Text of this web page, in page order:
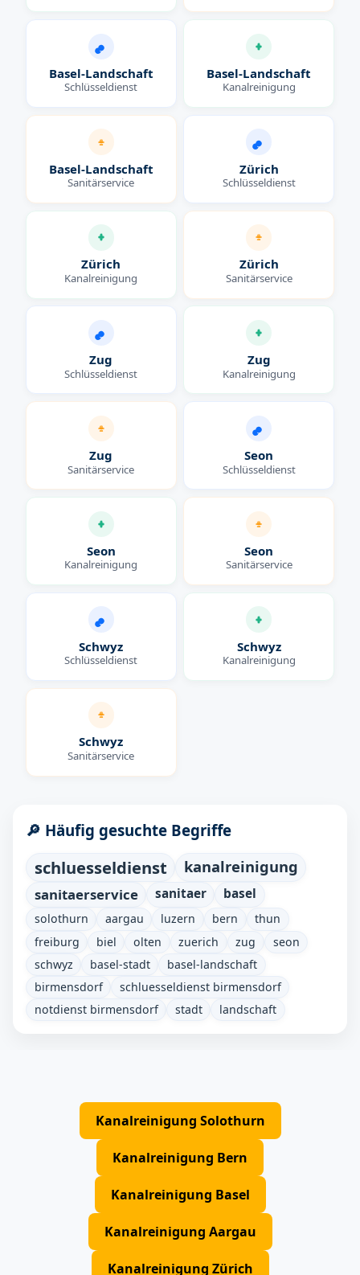
Basel-Landschaft
Schlüsseldienst
Basel-Landschaft
Kanalreinigung
Basel-Landschaft
Sanitärservice
Zürich
Schlüsseldienst
Zürich
Kanalreinigung
Zürich
Sanitärservice
Zug
Schlüsseldienst
Zug
Kanalreinigung
Zug
Sanitärservice
Seon
Schlüsseldienst
Seon
Kanalreinigung
Seon
Sanitärservice
Schwyz
Schlüsseldienst
Schwyz
Kanalreinigung
Schwyz
Sanitärservice
🔎 Häufig gesuchte Begriffe
schluesseldienst kanalreinigung
sanitaerservice sanitaer basel
solothurn aargau luzern bern
thun
freiburg
biel olten zuerich zug
seon
schwyz
basel-stadt
basel-landschaft
birmensdorf
schluesseldienst birmensdorf
notdienst birmensdorf
stadt landschaft
Kanalreinigung Solothurn
Kanalreinigung Bern
Kanalreinigung Basel
Kanalreinigung Aargau
Kanalreinigung Zürich